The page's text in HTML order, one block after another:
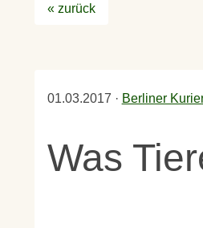
« zurück
01.03.2017 · Berliner
Was